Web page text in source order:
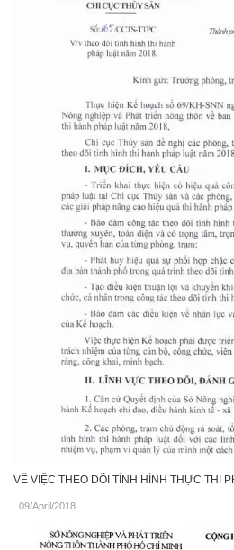
VỀ VIỆC THEO DÕI TÌNH HÌNH THỰC THI
09/April/2018